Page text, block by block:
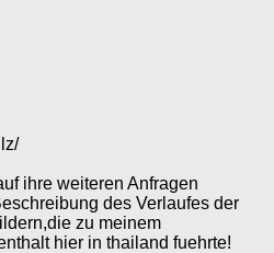
ihre weiteren Anfragen
des Verlaufes der
zu meinem
hier in thailand fuehrte!